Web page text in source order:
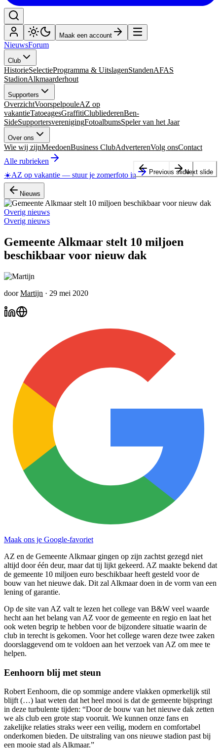
Maak een account
NieuwsForum
Club
HistorieSelectieProgramma & UitslagenStandenAFAS
StadionAlkmaarderhout
Supporters
OverzichtVoorspelpouleAZ op
vakantieTatoeagesGraffitiClubliederenBen-
SideSupportersverenigingFotoalbumsSpeler van het Jaar
Over ons
Wie wij zijnMeedoenBusiness ClubAdverterenVolg onsContact
Alle rubrieken
☀️AZ op vakantie — stuur je zomerfoto in
Nieuws
Overig nieuws
Overig nieuws
Gemeente Alkmaar stelt 10 miljoen
beschikbaar voor nieuw dak
door Martijn · 29 mei 2020
Maak ons je Google-favoriet
AZ en de Gemeente Alkmaar gingen op zijn zachtst gezegd niet
altijd door één deur, maar dat tij lijkt gekeerd. AZ maakte bekend dat
de gemeente 10 miljoen euro beschikbaar heeft gesteld voor de
bouw van het nieuwe dak. Dit zal Alkmaar doen in de vorm van een
lening of garantie.
Op de site van AZ valt te lezen het college van B&W veel waarde
hecht aan het belang van AZ voor de gemeente en regio en laat het
ook weten begrip te hebben voor de bijzondere situatie waarin de
club in terecht is gekomen. Voor het college waren deze twee zaken
doorslaggevend om te voldoen aan het verzoek van AZ om mee te
helpen.
Eenhoorn blij met steun
Robert Eenhoorn, die op sommige andere vlakken opmerkelijk stil
blijft (…) laat weten dat het heel mooi is dat de gemeente bijspringt
in deze turbulente tijden: “Door de bouw van het nieuwe dak zetten
we als club een grote stap vooruit. We kunnen onze fans en
zakelijke relaties straks weer een veilig, modern en comfortabel
onderkomen bieden. De uitstraling van ons nieuwe stadion past bij
een mooie stad als Alkmaar.”
Previous slideNext slide